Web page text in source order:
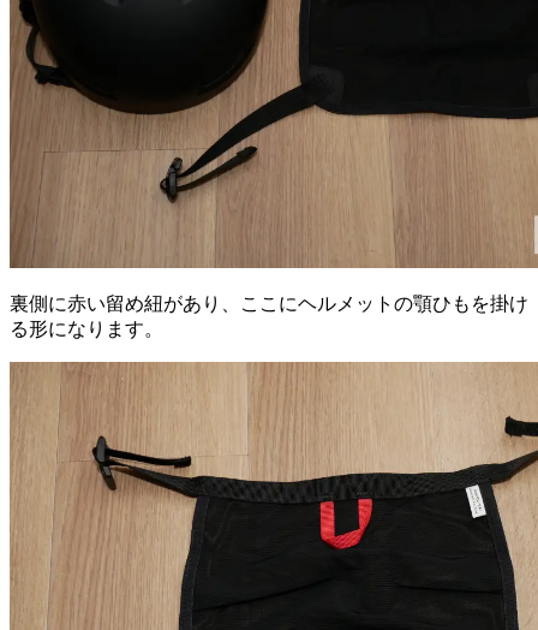
裏側に赤い留め紐があり、ここにヘルメットの顎ひもを掛け
る形になります。